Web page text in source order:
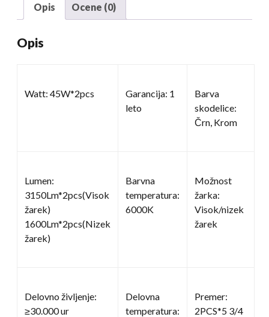
Opis Ocene (0)
Opis
Watt: 45W*2pcs
Garancija: 1
leto
Barva
skodelice:
Črn, Krom
Lumen:
3150Lm*2pcs(Visok
žarek)
1600Lm*2pcs(Nizek
žarek)
Barvna
temperatura:
6000K
Možnost
žarka:
Visok/nizek
žarek
Delovno življenje:
≥30.000 ur
Delovna
temperatura:
Premer:
2PCS*5 3/4